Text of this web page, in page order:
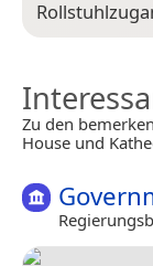
Zu den
House und